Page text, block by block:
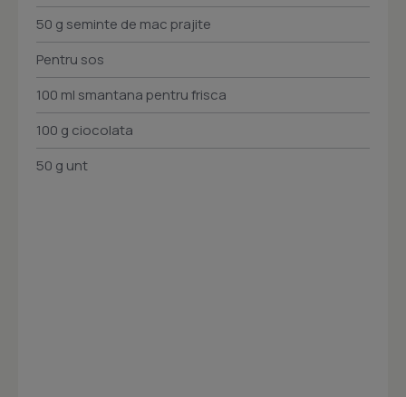
50 g seminte de mac prajite
Pentru sos
100 ml smantana pentru frisca
100 g ciocolata
50 g unt